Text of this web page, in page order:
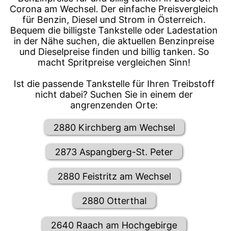
Corona am Wechsel. Der einfache Preisvergleich
für Benzin, Diesel und Strom in Österreich.
Bequem die billigste Tankstelle oder Ladestation
in der Nähe suchen, die aktuellen Benzinpreise
und Dieselpreise finden und billig tanken. So
macht Spritpreise vergleichen Sinn!
Ist die passende Tankstelle für Ihren Treibstoff
nicht dabei? Suchen Sie in einem der
angrenzenden Orte:
2880 Kirchberg am Wechsel
2873 Aspangberg-St. Peter
2880 Feistritz am Wechsel
2880 Otterthal
2640 Raach am Hochgebirge